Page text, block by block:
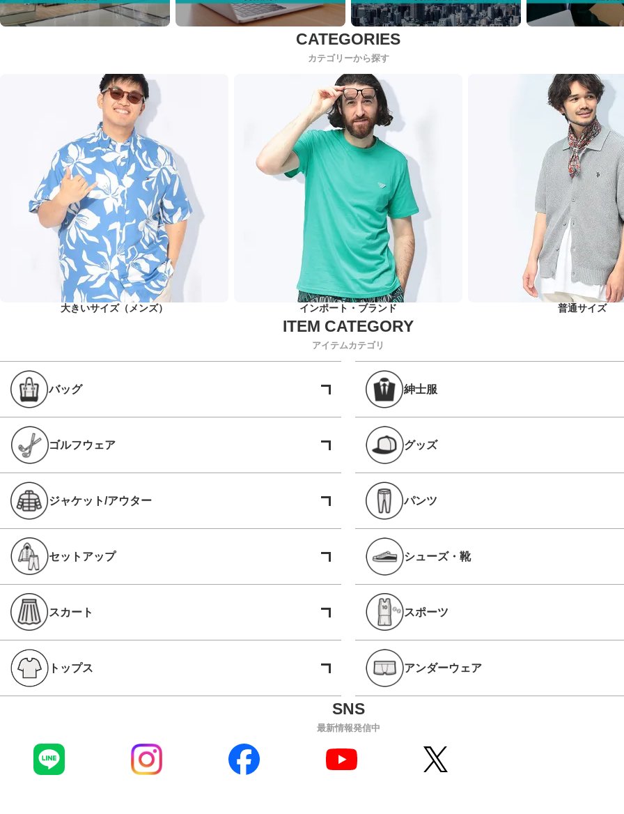
カテゴリーから探す
大きいサイズ（メンズ） インポート・ブランド 普通サイズ
アイテムカテゴリ
バッグ 紳士服
ゴルフウェア グッズ
ジャケット/アウター パンツ
セットアップ シューズ・靴
スカート スポーツ
トップス アンダーウェア
最新情報発信中